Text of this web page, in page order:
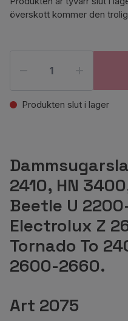
överskott kommer den
Produkten slut i lager
2410, HN
Beetle U
Electrolux Z
Tornado To
2600-2660.
Art 2075